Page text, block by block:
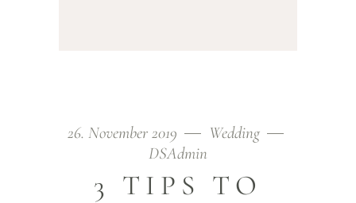
26. November 2019
Wedding
DSAdmin
3 TIPS TO